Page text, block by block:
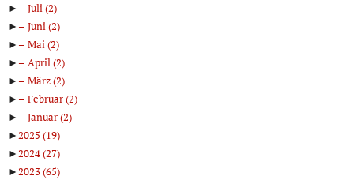
►
Juli(2)
►
Juni(2)
►
Mai(2)
►
April(2)
►
März(2)
►
Februar(2)
►
Januar(2)
►2025 (19)
►2024(27)
►2023(65)